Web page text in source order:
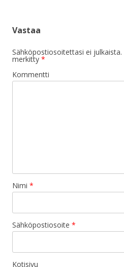
Vastaa
Sähköpostiosoitettasi ei julkaista.
merkitty *
Kommentti
Nimi *
Sähköpostiosoite *
Kotisivu